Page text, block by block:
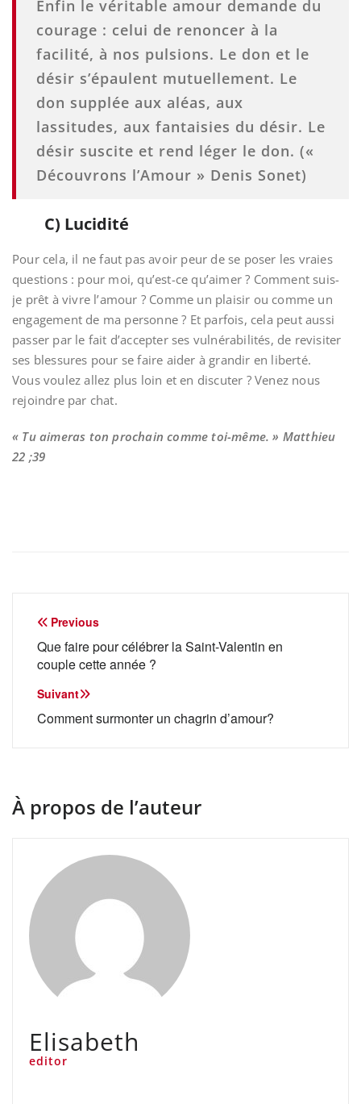
Enfin le véritable amour demande du
courage : celui de renoncer à la
facilité, à nos pulsions. Le don et le
désir s’épaulent mutuellement. Le
don supplée aux aléas, aux
lassitudes, aux fantaisies du désir. Le
désir suscite et rend léger le don. («
Découvrons l’Amour » Denis Sonet)
C) Lucidité
Pour cela, il ne faut pas avoir peur de se poser les vraies
questions : pour moi, qu’est-ce qu’aimer ? Comment suis-
je prêt à vivre l’amour ? Comme un plaisir ou comme un
engagement de ma personne ? Et parfois, cela peut aussi
passer par le fait d’accepter ses vulnérabilités, de revisiter
ses blessures pour se faire aider à grandir en liberté.
Vous voulez allez plus loin et en discuter ? Venez nous
rejoindre par chat.
« Tu aimeras ton prochain comme toi-même. » Matthieu
22 ;39
Navigation
de
l’article
Previous
Que faire pour célébrer la Saint-Valentin en
couple cette année ?
Suivant
Comment surmonter un chagrin d’amour?
À propos de l’auteur
Elisabeth
editor